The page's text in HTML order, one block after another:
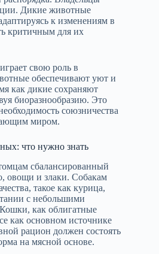
Дикие животные
к изменениям в
критичным для их
свою роль в
обеспечивают уют и
как дикие сохраняют
биоразнообразию. Это
союзничества
миром.
что нужно знать
сбалансированный
овощи и злаки. Собакам
такое как курица,
с небольшими
как облигатные
как основном источнике
рацион должен состоять
на мясной основе.